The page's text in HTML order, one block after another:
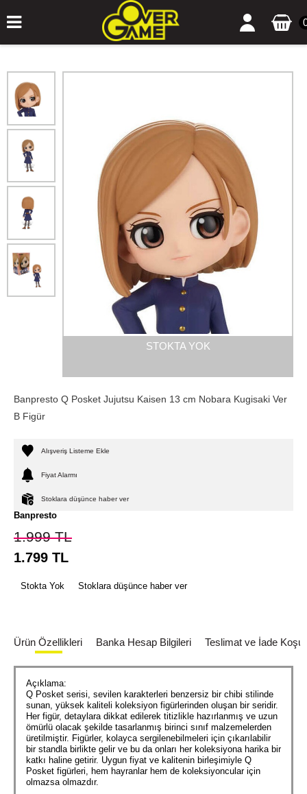
STOKTA YOK
Banpresto Q Posket Jujutsu Kaisen 13 cm Nobara Kugisaki Ver
B Figür
Alışveriş Listeme Ekle
Fiyat Alarmı
Stoklara düşünce haber ver
Banpresto
1.999TL
1.799 TL
Stokta Yok Stoklara düşünce haber ver
Ürün Özellikleri Banka Hesap Bilgileri Teslimat ve İade
Açıklama:
Q Posket serisi, sevilen karakterleri benzersiz bir chibi stilinde
sunan, yüksek kaliteli koleksiyon figürlerinden oluşan bir seridir.
Her figür, detaylara dikkat edilerek titizlikle hazırlanmış ve uzun
ömürlü olacak şekilde tasarlanmış birinci sınıf malzemelerden
üretilmiştir. Figürler, kolayca sergilenebilmeleri için çıkarılabilir
bir standla birlikte gelir ve bu da onları her koleksiyona harika bir
katkı haline getirir. Uygun fiyat ve kalitenin birleşimiyle Q
Posket figürleri, hem hayranlar hem de koleksiyoncular için
olmazsa olmazdır.